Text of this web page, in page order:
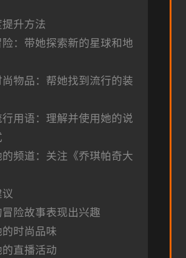
升方法
险：带她探索新的星球和地
尚物品：帮她找到流行的装
行用语：理解并使用她的说
的频道：关注《乔琪帕奇大
冒险故事表现出兴趣
时尚品味
直播活动